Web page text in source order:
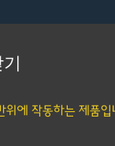
에 작동하는 제품